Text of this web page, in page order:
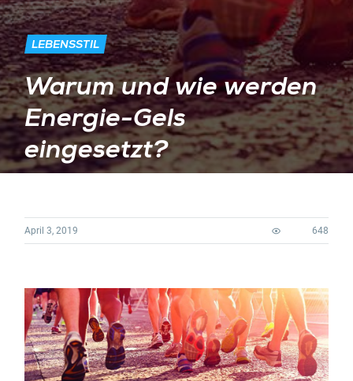
LEBENSSTIL
Warum und wie werden
Energie-Gels
eingesetzt?
April 3, 2019 648